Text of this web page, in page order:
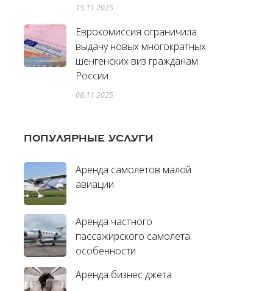
15.11.2025
Еврокомиссия ограничила
выдачу новых многократных
шенгенских виз гражданам
России
08.11.2025
ПОПУЛЯРНЫЕ УСЛУГИ
Аренда самолетов малой
авиации
Аренда частного
пассажирского самолета:
особенности
Аренда бизнес джета